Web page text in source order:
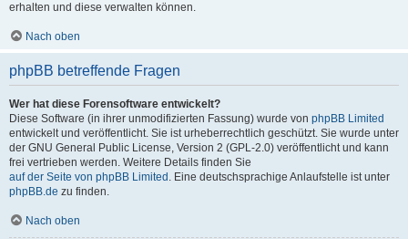
erhalten und diese verwalten können.
Nach oben
phpBB betreffende Fragen
Wer hat diese Forensoftware entwickelt?
Diese Software (in ihrer unmodifizierten Fassung) wurde von phpBB Limited
entwickelt und veröffentlicht. Sie ist urheberrechtlich geschützt. Sie wurde unter
der GNU General Public License, Version 2 (GPL-2.0) veröffentlicht und kann
frei vertrieben werden. Weitere Details finden Sie
auf der Seite von phpBB Limited . Eine deutschsprachige Anlaufstelle ist unter
phpBB.de zu finden.
Nach oben